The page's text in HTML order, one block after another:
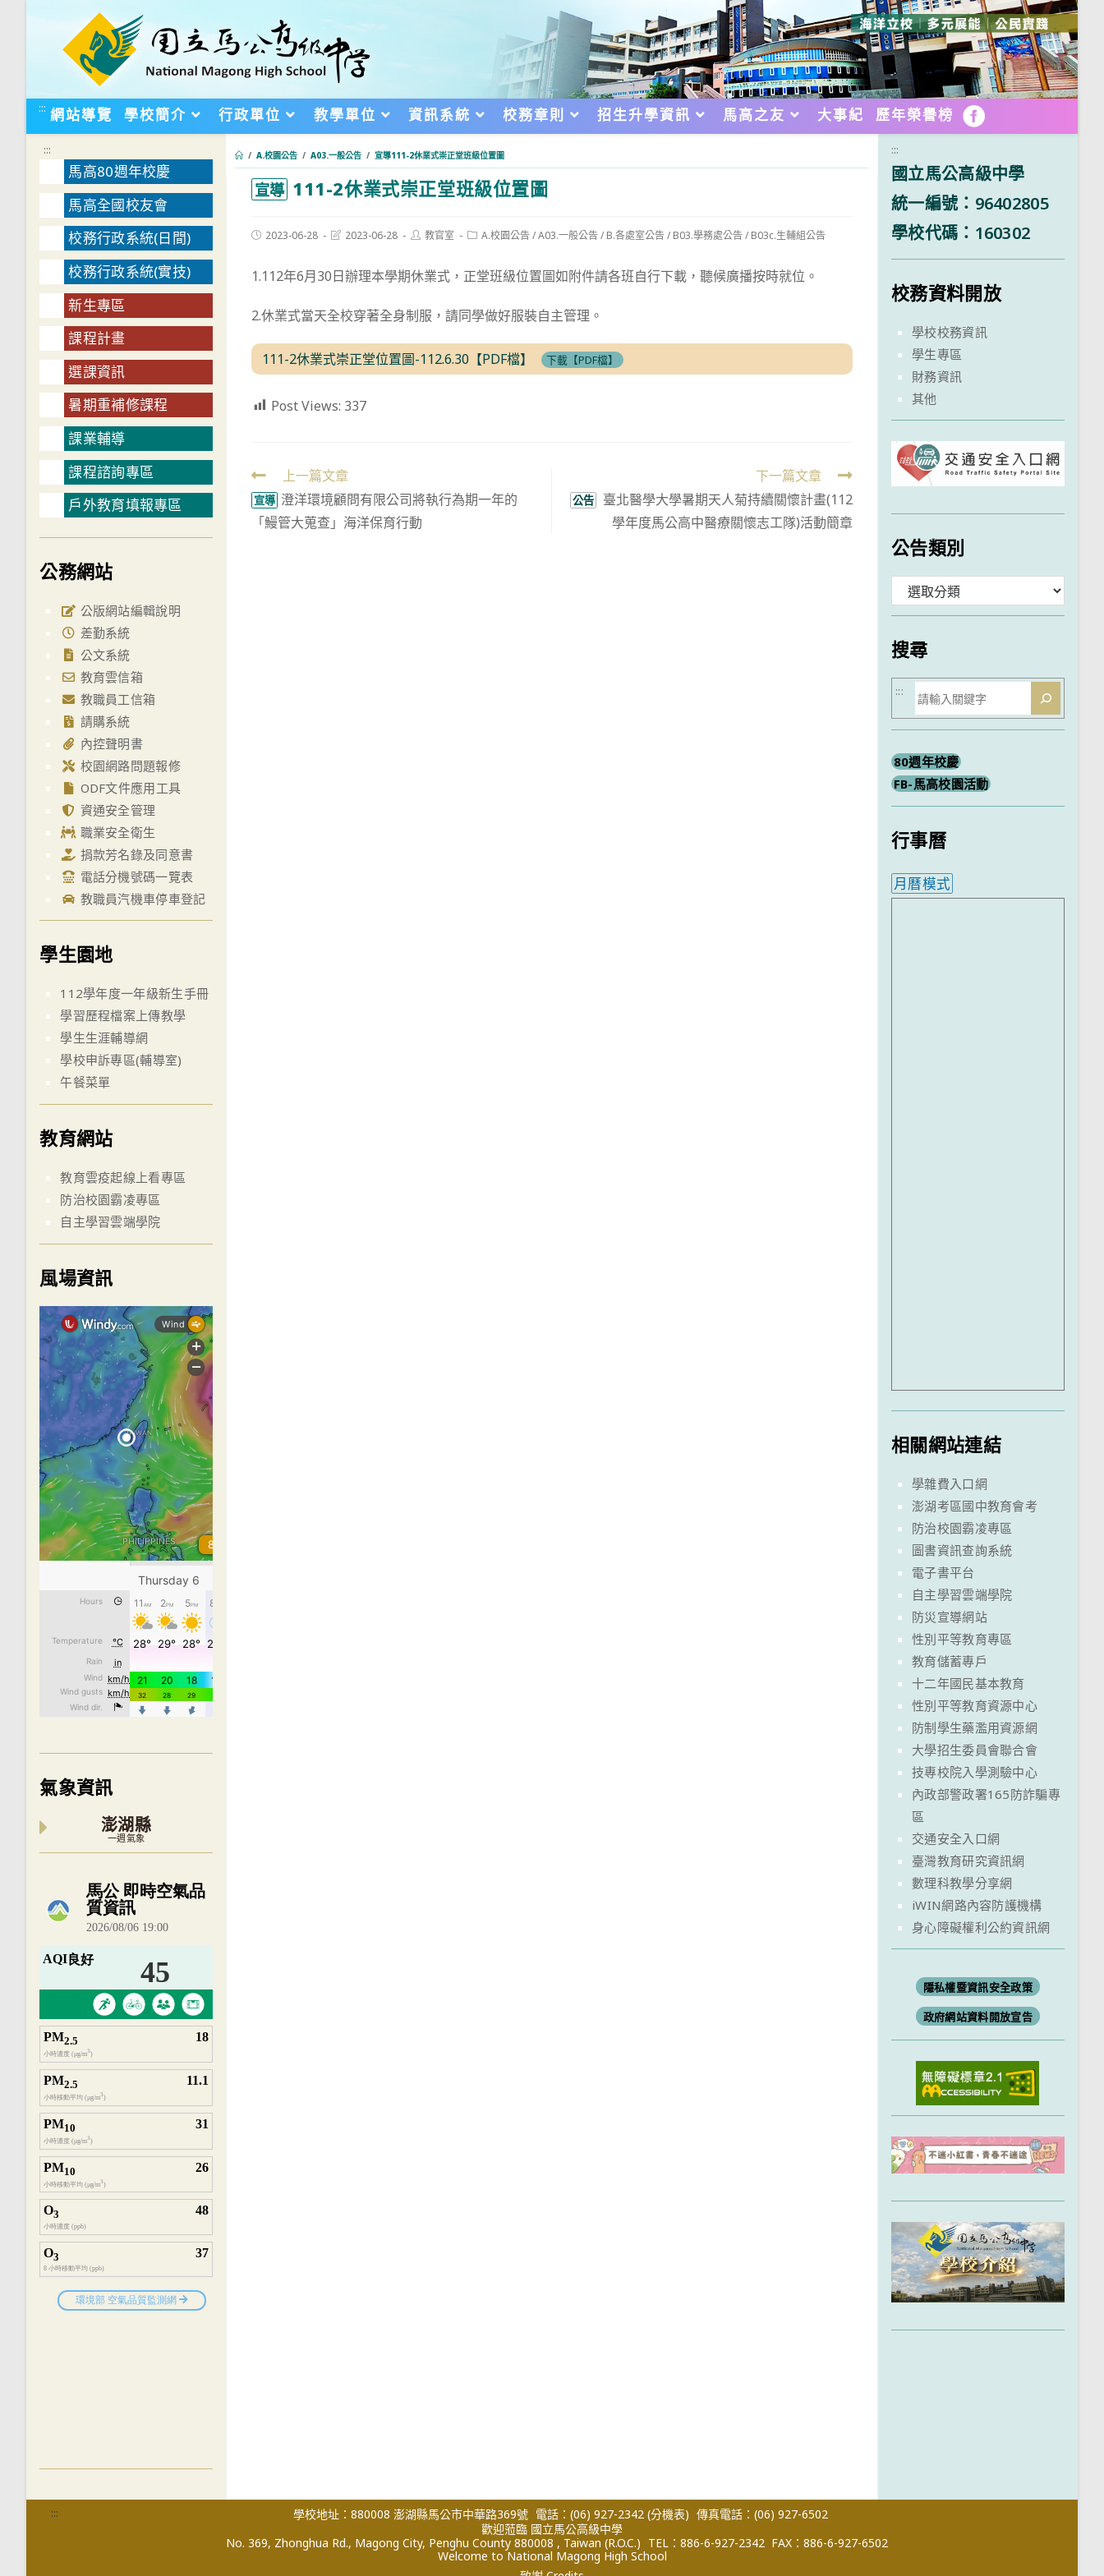
::: 網站導覽 學校簡介 行政單位 教學單位 資訊系統 校務章則 招生升學資訊 馬高之友 大事紀 歷年榮譽榜 FB
/ A.校園公告 / A03.一般公告 / 宣導111-2休業式崇正堂班級位置圖
宣導 111-2休業式崇正堂班級位置圖
Post2023-06-28
Post2023-06-28
Post教官室
PostA.校園公告/A03.一般公告/ B.各處室公告/ B03.學務處公告/ B03c.生輔組公告
1.112年6月30日辦理本學期休業式，正堂班級位置圖如附件請各班自行下載，聽候廣播按時就位。
2.休業式當天全校穿著全身制服，請同學做好服裝自主管理。
111-2休業式崇正堂位置圖-112.6.30【PDF檔】 下載【PDF檔】
Post Views: 337
Read
more
articles
上一篇文章
宣導 澄洋環境顧問有限公司將執行為期一年的
「鰻管大蒐查」海洋保育行動
下一篇文章
公告
臺北醫學大學暑期天人菊持續關懷計畫(112
學年度馬公高中醫療關懷志工隊)活動簡章
:::
馬高80週年校慶
馬高全國校友會
校務行政系統(日間)
校務行政系統(實技)
新生專區
課程計畫
選課資訊
暑期重補修課程
課業輔導
課程諮詢專區
戶外教育填報專區
公務網站
公版網站編輯說明
差勤系統
公文系統
教育雲信箱
教職員工信箱
請購系統
內控聲明書
校園網路問題報修
ODF文件應用工具
資通安全管理
職業安全衛生
捐款芳名錄及同意書
電話分機號碼一覽表
教職員汽機車停車登記
學生園地
112學年度一年級新生手冊
學習歷程檔案上傳教學
學生生涯輔導網
學校申訴專區(輔導室)
午餐菜單
教育網站
教育雲疫起線上看專區
防治校園霸凌專區
自主學習雲端學院
風場資訊
氣象資訊
澎湖縣
一週氣象
內嵌空氣品質小工具為視覺預覽，完整即時空氣品質資料請開啟
:::
國立馬公高級中學
統一編號：96402805
學校代碼：160302
校務資料開放
學校校務資訊
學生專區
財務資訊
其他
公告類別
類
搜尋
搜
尋
:::
80週年校慶
FB-馬高校園活動
行事曆
月曆模式
相關網站連結
學雜費入口網
澎湖考區國中教育會考
防治校園霸凌專區
圖書資訊查詢系統
電子書平台
自主學習雲端學院
防災宣導網站
性別平等教育專區
教育儲蓄專戶
十二年國民基本教育
性別平等教育資源中心
防制學生藥濫用資源網
大學招生委員會聯合會
技專校院入學測驗中心
內政部警政署165防詐騙專
區
交通安全入口網
臺灣教育研究資訊網
數理科教學分享網
iWIN網路內容防護機構
身心障礙權利公約資訊網
隱私權暨資訊安全政策
政府網站資料開放宣告
::: 學校地址：880008 澎湖縣馬公市中華路369號 電話：(06) 927-2342 (分機表) 傳真電話：(06) 927-6502
歡迎蒞臨 國立馬公高級中學
No. 369, Zhonghua Rd., Magong City, Penghu County 880008 , Taiwan (R.O.C.) TEL：886-6-927-2342 FAX：886-6-927-6502
Welcome to National Magong High School